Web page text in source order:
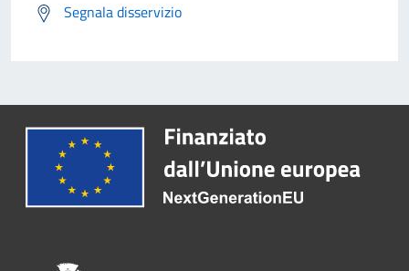
Segnala disservizio